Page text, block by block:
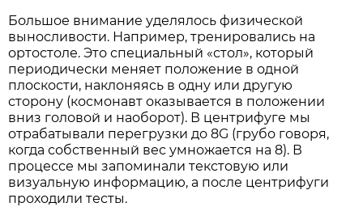
Большое внимание уделялось физической
выносливости. Например, тренировались на
ортостоле. Это специальный «стол», который
периодически меняет положение в одной
плоскости, наклоняясь в одну или другую
сторону (космонавт оказывается в положении
вниз головой и наоборот). В центрифуге мы
отрабатывали перегрузки до 8G (грубо говоря,
когда собственный вес умножается на 8). В
процессе мы запоминали текстовую или
визуальную информацию, а после центрифуги
проходили тесты.